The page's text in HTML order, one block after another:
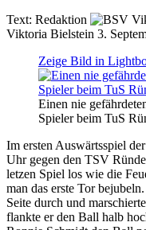
Text: Redaktion
Viktoria Bielstein 3.
Zeige Bild in
Einen nie
Spieler beim TuS
Im ersten Auswärtsspiel
Uhr gegen den TSV
letzen Spiel los wie die
man das erste Tor
Seite durch und
flankte er den Ball halb